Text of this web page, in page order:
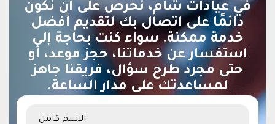
في عيادات شام، نحرص على أن نكون
دائمًا على اتصال بك لتقديم أفضل
خدمة ممكنة. سواء كنت بحاجة إلى
استفسار عن خدماتنا، حجز موعد، أو
حتى مجرد طرح سؤال، فريقنا جاهز
لمساعدتك على مدار الساعة.